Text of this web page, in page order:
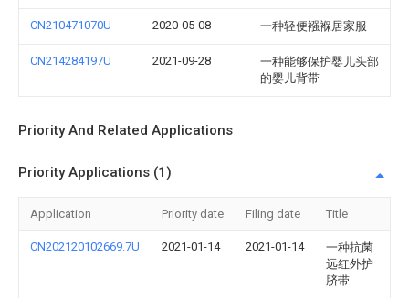
CN210471070U 2020-05-08 一种轻便襁褓居家服
CN214284197U 2021-09-28
一种能够保护婴儿头部
的婴儿背带
Priority And Related Applications
Priority Applications (1)
Application Priority date Filing date Title
CN202120102669.7U 2021-01-14 2021-01-14
一种抗菌
远红外护
脐带